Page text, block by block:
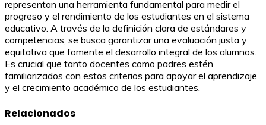
representan una herramienta fundamental para medir el
progreso y el rendimiento de los estudiantes en el sistema
educativo. A través de la definición clara de estándares y
competencias, se busca garantizar una evaluación justa y
equitativa que fomente el desarrollo integral de los alumnos.
Es crucial que tanto docentes como padres estén
familiarizados con estos criterios para apoyar el aprendizaje
y el crecimiento académico de los estudiantes.
Relacionados